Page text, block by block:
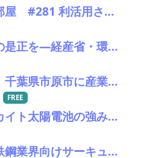
脱炭素の部屋 #281 利活用されていない資源の見つけ方
入札制度の是正を—経産省・環境省が指定PETボトル資源循環で検討会
タケエイ、千葉県市原市に産業廃棄物破砕選別・再資源化施設の建設工事を開始
FREE
ペロブスカイト太陽電池の強みはリサイクル性にあり―東大の瀬川氏がエコプレミアムクラブで講演
アミタ、鉄鋼業界向けサーキュラーマテリアルの販売を開始―大平洋金属と協業